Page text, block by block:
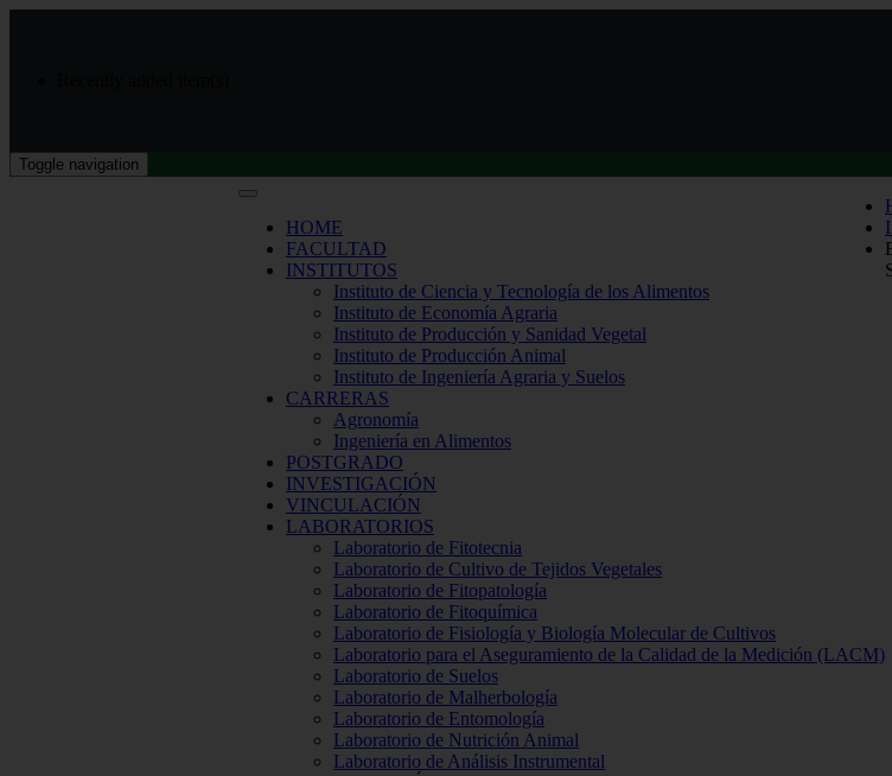
Toggle navigation
HOME
FACULTAD
INSTITUTOS
Instituto de Ciencia y Tecnología de los Alimentos
Instituto de Economía Agraria
Instituto de Producción y Sanidad Vegetal
Instituto de Producción Animal
Instituto de Ingeniería Agraria y Suelos
CARRERAS
Agronomía
Ingeniería en Alimentos
POSTGRADO
INVESTIGACIÓN
VINCULACIÓN
LABORATORIOS
Laboratorio de Fitotecnia
Laboratorio de Cultivo de Tejidos Vegetales
Laboratorio de Fitopatología
Laboratorio de Fitoquímica
Laboratorio de Fisiología y Biología Molecular de Cultivos
Laboratorio para el Aseguramiento de la Calidad de la Medición (LACM)
Laboratorio de Suelos
Laboratorio de Malherbología
Laboratorio de Entomología
Laboratorio de Nutrición Animal
Laboratorio de Análisis Instrumental